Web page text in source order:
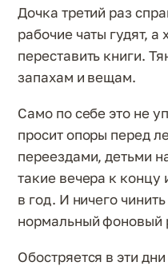
Дочка третий раз
рабочие чаты гудят, а
переставить книги.
запахам и вещам.
Само по себе это не
просит опоры перед
переездами, детьми
такие вечера к концу
в год. И ничего
нормальный
Обостряется в эти